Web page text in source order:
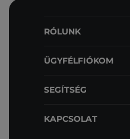
RÓLUNK
ÜGYFÉLFIÓKOM
SEGÍTSÉG
KAPCSOLAT